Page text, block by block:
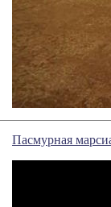
Пасмурная